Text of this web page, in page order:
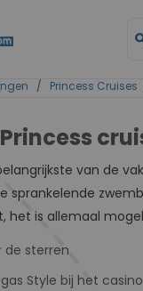
/ Princess Cruises
van de
sprankelende
het is allemaal
de sterren
Style bij het casino